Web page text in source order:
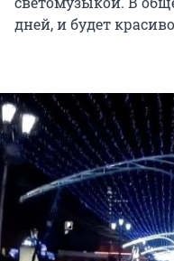
дней, и будет